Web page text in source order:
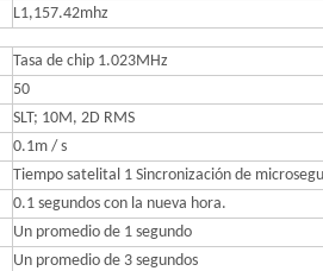
L1,157.42mhz
Tasa de chip 1.023MHz
50
SLT; 10M, 2D RMS
0.1m / s
Tiempo satelital 1 Sincronización de
0.1 segundos con la nueva hora.
Un promedio de 1 segundo
Un promedio de 3 segundos